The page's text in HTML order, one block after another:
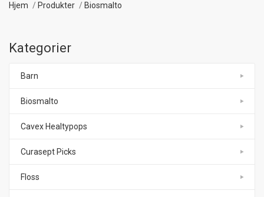
Hjem Produkter Biosmalto
Kategorier
Barn
Biosmalto
Cavex Healtypops
Curasept Picks
Floss